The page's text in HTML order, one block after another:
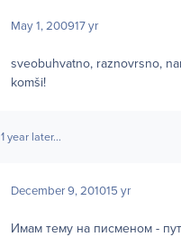
May 1, 200917 yr
sveobuhvatno, raznovrsno,
komši!
1 year later...
December 9, 201015 yr
Имам тему на писменом -